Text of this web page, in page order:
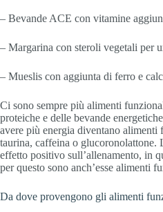
– Bevande ACE con vitamine
– Margarina con steroli vegetali per
– Mueslis con aggiunta di ferro e
Ci sono sempre più alimenti
proteiche e delle bevande
avere più energia diventano
taurina, caffeina o glucoronolattone.
effetto positivo sull’allenamento, in
per questo sono anch’esse alimenti
Da dove provengono gli alimenti